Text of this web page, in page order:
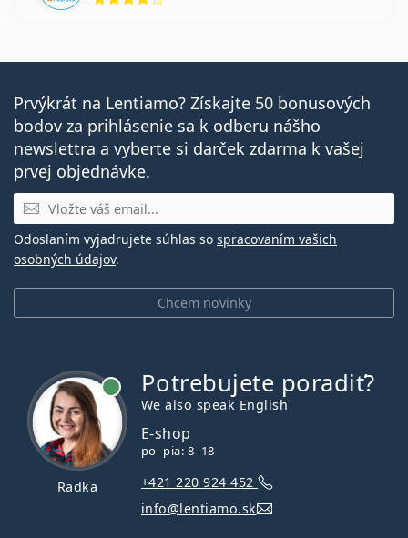
Prvýkrát na Lentiamo? Získajte 50 bonusových
bodov za prihlásenie sa k odberu nášho
newslettra a vyberte si darček zdarma k vašej
prvej objednávke.
E-mail
Chcem novinky
Odoslaním vyjadrujete súhlas so spracovaním vašich
osobných údajov.
Radka
Potrebujete poradiť?
We also speak English
E-shop
po–pia: 8–18
+421 220 924 452
info@lentiamo.sk